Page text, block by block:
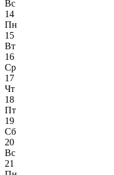
Вс
14
Пн
15
Вт
16
Ср
17
Чт
18
Пт
19
Сб
20
Вс
21